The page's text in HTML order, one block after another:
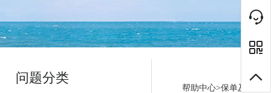
问题分类
帮助中心>保单及发票